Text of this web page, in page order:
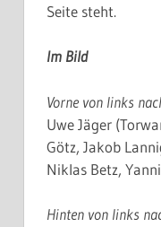
Seite steht.
Im Bild
Vorne von links
Uwe Jäger
Götz, Jakob
Niklas Betz,
Hinten von links